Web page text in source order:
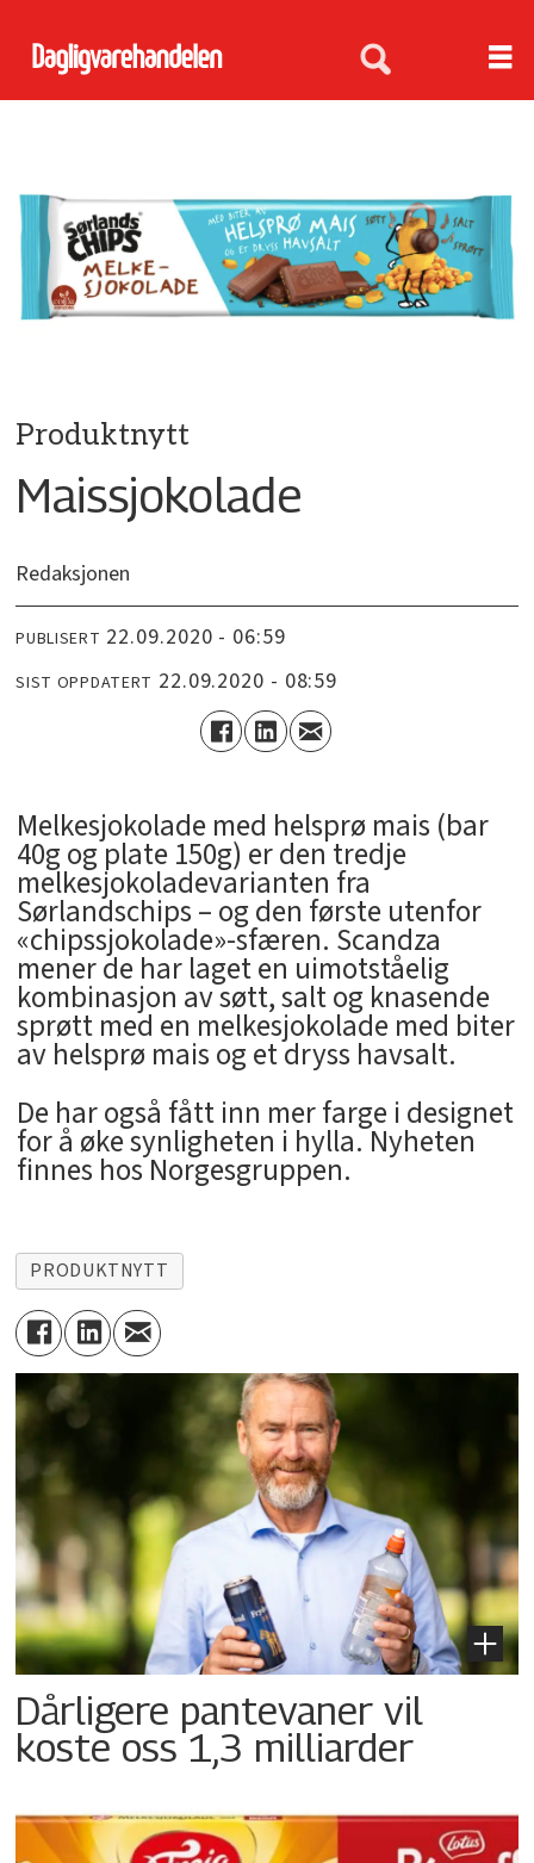
Produktnytt
Maissjokolade
Redaksjonen
PUBLISERT 22.09.2020 - 06:59
SIST OPPDATERT 22.09.2020 - 08:59
Melkesjokolade med helsprø mais (bar
40g og plate 150g) er den tredje
melkesjokoladevarianten fra
Sørlandschips – og den første utenfor
«chipssjokolade»-sfæren. Scandza
mener de har laget en uimotståelig
kombinasjon av søtt, salt og knasende
sprøtt med en melkesjokolade med biter
av helsprø mais og et dryss havsalt.
De har også fått inn mer farge i designet
for å øke synligheten i hylla. Nyheten
finnes hos Norgesgruppen.
PRODUKTNYTT
Dårligere pantevaner vil
koste oss 1,3 milliarder